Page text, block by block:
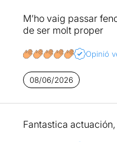
M’ho vaig passar
de ser molt proper
Opinió
08/06/2026
Fantastica